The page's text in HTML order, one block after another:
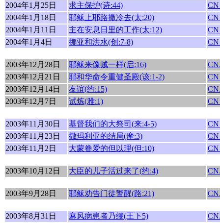
2004年1月25日 求主保护(诗:44)
2004年1月18日
耶稣上耶路撒冷去(太:20)
2004年1月11日
主在安息日里的工作(太:12)
2004年1月4日
挪亚和洪水(创:7-8)
2003年12月28日 耶稣来像贼一样(启:16)
2003年12月21日
耶和华命令重健圣殿(该:1-2)
2003年12月14日
友谊(约:15)
2003年12月7日
试炼(雅:1)
2003年11月30日 基督我们的大祭司(来:4-5)
2003年11月23日
撒玛利亚的结局(摩:3)
2003年11月2日
大蒙眷爱的但以理(但:10)
2003年10月12日 大臣的儿子活过来了(约:4)
2003年9月28日 耶稣劝告门徒警醒(路:21)
2003年8月31日 麻风病患者乃缦(王下5)